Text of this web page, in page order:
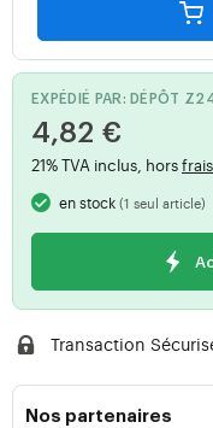
EXPÉDIÉ PAR: DÉPÔT
4,82 €
21% TVA inclus, hors
en stock(1 seul article)
Transaction
Nos partenaires